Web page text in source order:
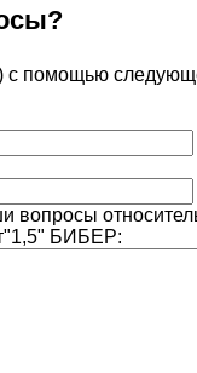
с помощью
вопросы
БИБЕР: